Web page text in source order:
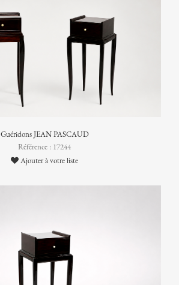
Guéridons JEAN PASCAUD
Référence : 17244
Ajouter à votre liste